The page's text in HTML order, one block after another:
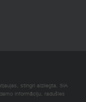
stingri aizliegta. SIA
informāciju, radušies